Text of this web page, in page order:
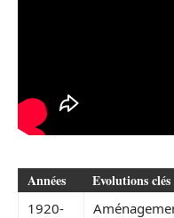
Années Evolutions clés
1920-